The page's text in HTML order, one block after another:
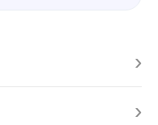
›
›